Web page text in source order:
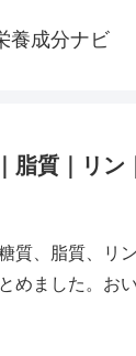
養成分ナビ
脂質｜リン
質、脂質、リ
めました。お